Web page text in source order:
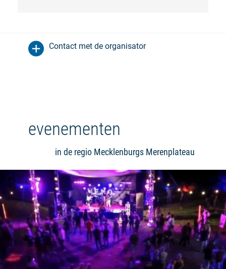
Contact met de organisator
evenementen
in de regio Mecklenburgs Merenplateau